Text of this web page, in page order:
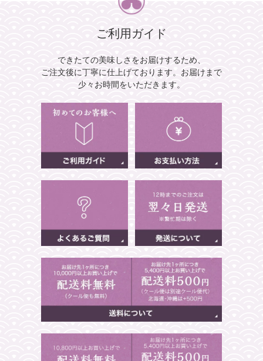
ご利用ガイド
できたての美味しさをお届けするため、
ご注文後に丁寧に仕上げております。 お届けまで
少々お時間をいただきます。